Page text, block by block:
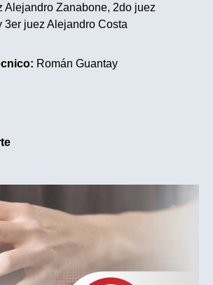
Alejandro Zanabone, 2do juez
3er juez Alejandro Costa
Román Guantay